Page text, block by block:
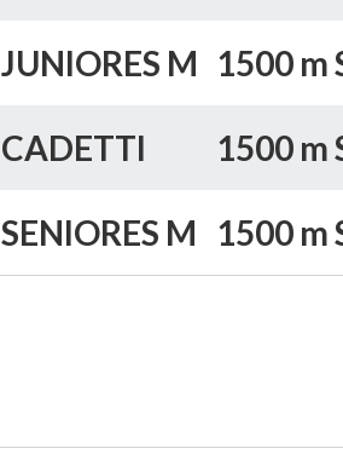
JUNIORES M 1500 m
CADETTI 1500 m
SENIORES M 1500 m